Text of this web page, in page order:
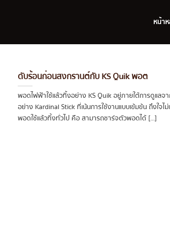
หน้า
ดับร้อนก่อนสงกรานต์กับ KS Quik พอต
พอดไฟฟ้าใช้แล้วทิ้งอย่าง KS Quik อยู่ภายใต้การดูแลจ
อย่าง Kardinal Stick ที่เน้นการใช้งานแบบเข้มข้น ถึงใจไ
พอดใช้แล้วทิ้งทั่วไป คือ สามารถชาร์จตัวพอดได้ [...]